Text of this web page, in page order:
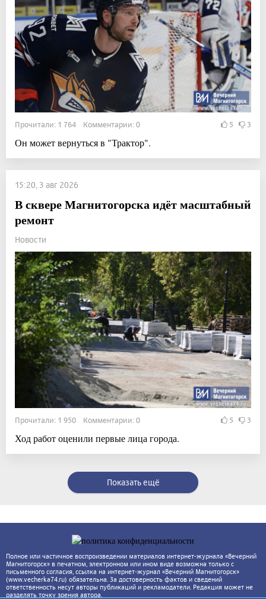
Прочитали: 1 764 Комментарии: 0 5 3
Он может вернуться в "Трактор".
15:20, 3 авг 2026
В сквере Магнитогорска идёт масштабный
ремонт
Новости
Прочитали: 1 950 Комментарии: 0 5 3
Ход работ оценили первые лица города.
Показать ещё
Полное или частичное воспроизведении материалов интернет-журнала «Вечерний
Магнитогорск» в печатном, электронном или ином виде возможна только с
письменного согласия, ссылка на интернет-журнал «Вечерний Магнитогорск»
(www.vecherka74.ru) обязательна. За достоверность фактов и сведений
ответственность несут авторы публикаций и рекламодатели. Редакция может не
разделять точку зрения автора.